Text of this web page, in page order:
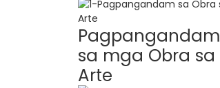
Pagpangandam
sa mga Obra sa
Arte